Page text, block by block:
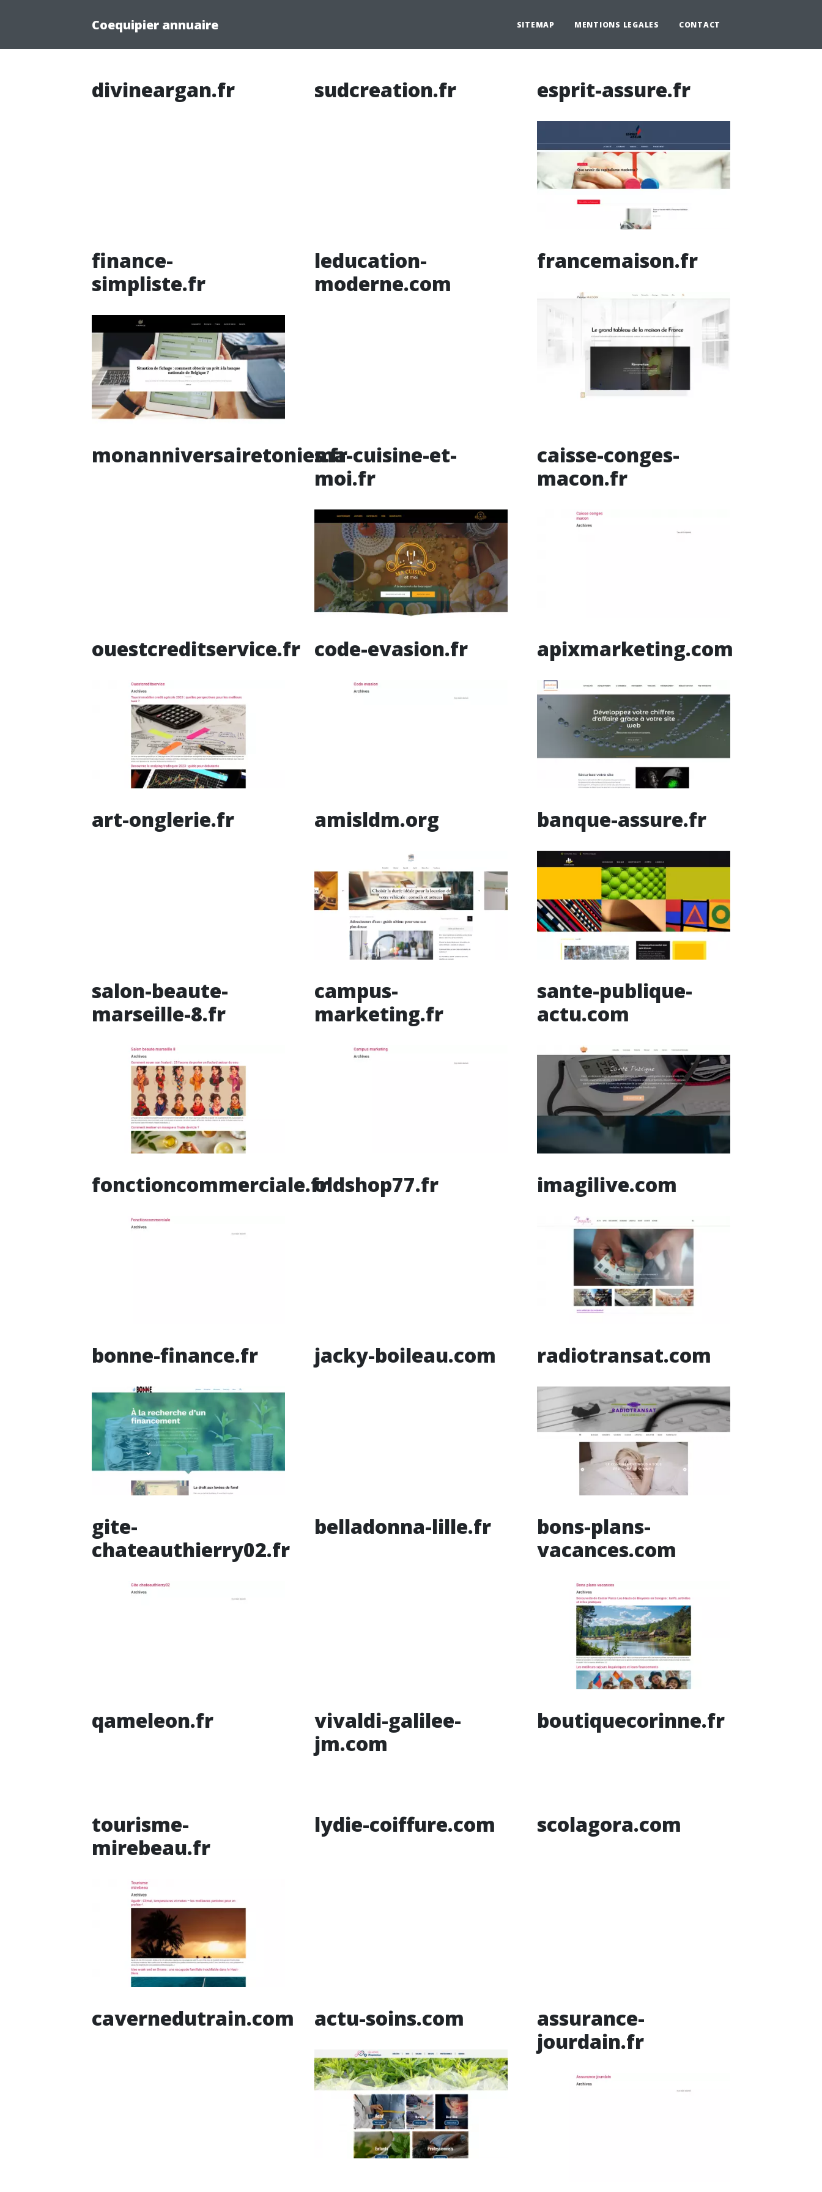
Coequipier annuaire SITEMAP MENTIONS LEGALES CONTACT
divineargan.fr sudcreation.fr esprit-assure.fr
finance-
simpliste.fr
leducation-
moderne.com
francemaison.fr
monanniversairetonies.frma-cuisine-et-
moi.fr
caisse-conges-
macon.fr
ouestcreditservice.fr code-evasion.fr apixmarketing.com
art-onglerie.fr amisldm.org banque-assure.fr
salon-beaute-
marseille-8.fr
campus-
marketing.fr
sante-publique-
actu.com
fonctioncommerciale.froldshop77.fr imagilive.com
bonne-finance.fr jacky-boileau.com radiotransat.com
gite-
chateauthierry02.fr
belladonna-lille.fr
bons-plans-
vacances.com
qameleon.fr
vivaldi-galilee-
jm.com
boutiquecorinne.fr
tourisme-
mirebeau.fr
lydie-coiffure.com scolagora.com
cavernedutrain.com actu-soins.com
assurance-
jourdain.fr